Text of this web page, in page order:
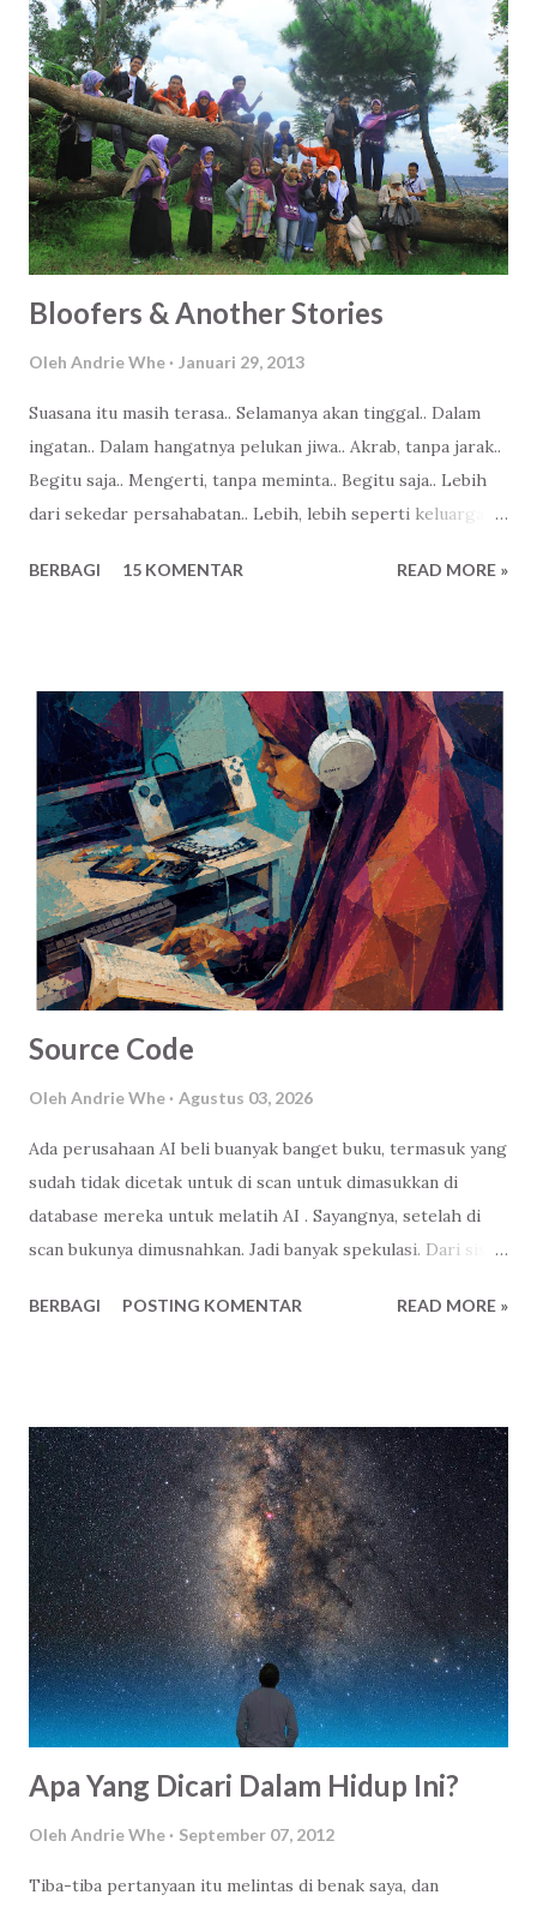
Bloofers & Another Stories
Oleh Andrie Whe Januari 29, 2013
Suasana itu masih terasa.. Selamanya akan tinggal.. Dalam
ingatan.. Dalam hangatnya pelukan jiwa.. Akrab, tanpa jarak..
Begitu saja.. Mengerti, tanpa meminta.. Begitu saja.. Lebih
dari sekedar persahabatan.. Lebih, lebih seperti keluarga...
BERBAGI 15 KOMENTAR READ MORE »
Source Code
Oleh Andrie Whe Agustus 03, 2026
Ada perusahaan AI beli buanyak banget buku, termasuk yang
sudah tidak dicetak untuk di scan untuk dimasukkan di
database mereka untuk melatih AI . Sayangnya, setelah di
scan bukunya dimusnahkan. Jadi banyak spekulasi. Dari sisi
mau gue apain-lah. Mau gue monopoli isinya ( source code )
Ya, itu juga resiko. Jayalah perabadan mesin berpikir
mandiri! Jaya! Jaya! Jaya! Terlalu menjiwai Ndri! Wkwkwk
Paling tidak hikmah dari berita ini ada kesadaran. Kenapa
ada satu kitab suci yang bisa dihafal jutaan manusia, ada
ratusan ribu perkataan manusia yang tidak dilukiskan
wajahnya bisa menjadi panduan dalam kehidupan. Dan tentu
saja, ada Tuhan Yang Berkehendak menjaganya sampai akhir
zaman.
BERBAGI POSTING KOMENTAR READ MORE »
Apa Yang Dicari Dalam Hidup Ini?
Oleh Andrie Whe September 07, 2012
Tiba-tiba pertanyaan itu melintas di benak saya, dan